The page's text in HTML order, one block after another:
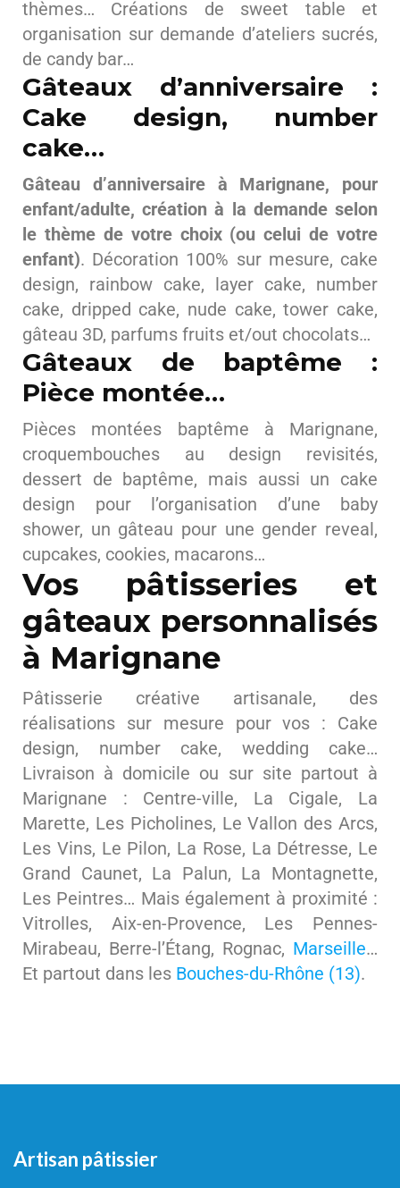
thèmes… Créations de sweet table et
organisation sur demande d’ateliers sucrés,
de candy bar…
Gâteaux d’anniversaire :
Cake design, number
cake…
Gâteau d’anniversaire à Marignane, pour
enfant/adulte, création à la demande selon
le thème de votre choix (ou celui de votre
enfant). Décoration 100% sur mesure, cake
design, rainbow cake, layer cake, number
cake, dripped cake, nude cake, tower cake,
gâteau 3D, parfums fruits et/out chocolats…
Gâteaux de baptême :
Pièce montée…
Pièces montées baptême à Marignane,
croquembouches au design revisités,
dessert de baptême, mais aussi un cake
design pour l’organisation d’une baby
shower, un gâteau pour une gender reveal,
cupcakes, cookies, macarons…
Vos pâtisseries et
gâteaux personnalisés
à Marignane
Pâtisserie créative artisanale, des
réalisations sur mesure pour vos : Cake
design, number cake, wedding cake…
Livraison à domicile ou sur site partout à
Marignane : Centre-ville, La Cigale, La
Marette, Les Picholines, Le Vallon des Arcs,
Les Vins, Le Pilon, La Rose, La Détresse, Le
Grand Caunet, La Palun, La Montagnette,
Les Peintres… Mais également à proximité :
Vitrolles, Aix-en-Provence, Les Pennes-
Mirabeau, Berre-l’Étang, Rognac, Marseille…
Et partout dans les Bouches-du-Rhône (13).
Artisan pâtissier